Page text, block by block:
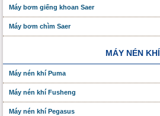
Máy bơm giếng khoan Saer
Máy bơm chìm Saer
MÁY NÉN KHÍ
Máy nén khí Puma
Máy nén khí Fusheng
Máy nén khí Pegasus